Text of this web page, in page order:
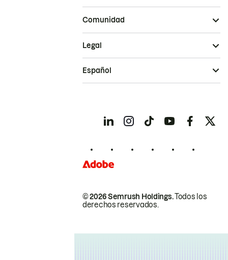
Comunidad
© 2026 Semrush Holdings.Todos los
derechos reservados.
Legal
Español